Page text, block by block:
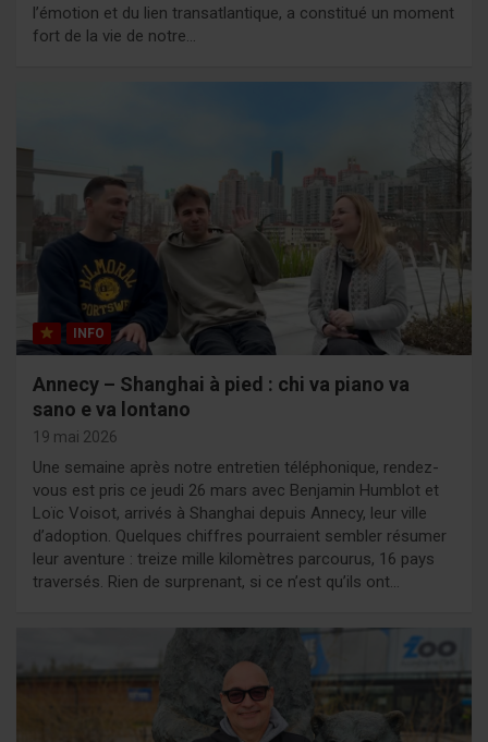
l’émotion et du lien transatlantique, a constitué un moment
fort de la vie de notre…
INFO
Annecy – Shanghai à pied : chi va piano va
sano e va lontano
19 mai 2026
Une semaine après notre entretien téléphonique, rendez-
vous est pris ce jeudi 26 mars avec Benjamin Humblot et
Loïc Voisot, arrivés à Shanghai depuis Annecy, leur ville
d’adoption. Quelques chiffres pourraient sembler résumer
leur aventure : treize mille kilomètres parcourus, 16 pays
traversés. Rien de surprenant, si ce n’est qu’ils ont…